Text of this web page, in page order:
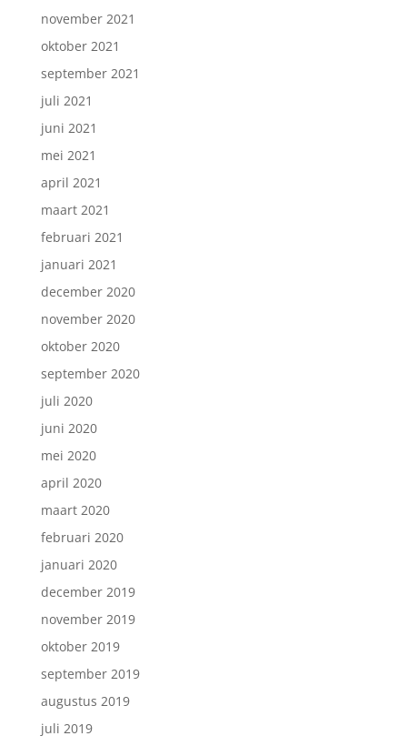
november 2021
oktober 2021
september 2021
juli 2021
juni 2021
mei 2021
april 2021
maart 2021
februari 2021
januari 2021
december 2020
november 2020
oktober 2020
september 2020
juli 2020
juni 2020
mei 2020
april 2020
maart 2020
februari 2020
januari 2020
december 2019
november 2019
oktober 2019
september 2019
augustus 2019
juli 2019